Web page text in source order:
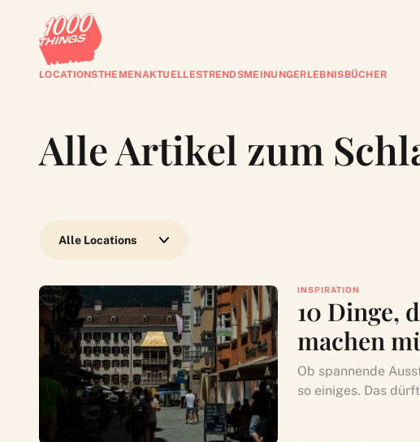
LOCATIONSTHEMENAKTUELLESTRENDSMEINUNGERLEBNISBÜCHER
Alle Artikel zum
INSPIRATION
10 Dinge,
machen
Ob spannende
so einiges. Das